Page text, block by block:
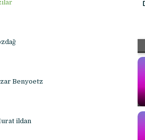
Benyoetz
ildan